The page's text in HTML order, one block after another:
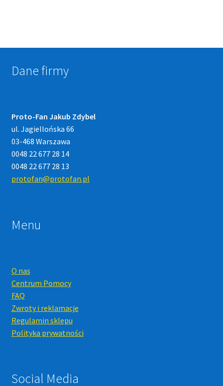
Dane firmy
Proto-Fan Jakub Zdybel
ul. Jagiellońska 66
03-468 Warszawa
0048 22 677 28 14
0048 22 677 28 13
protofan@protofan.pl
Menu
O nas
Centrum Pomocy
FAQ
Zwroty i reklamacje
Regulamin sklepu
Polityka prywatności
Social Media